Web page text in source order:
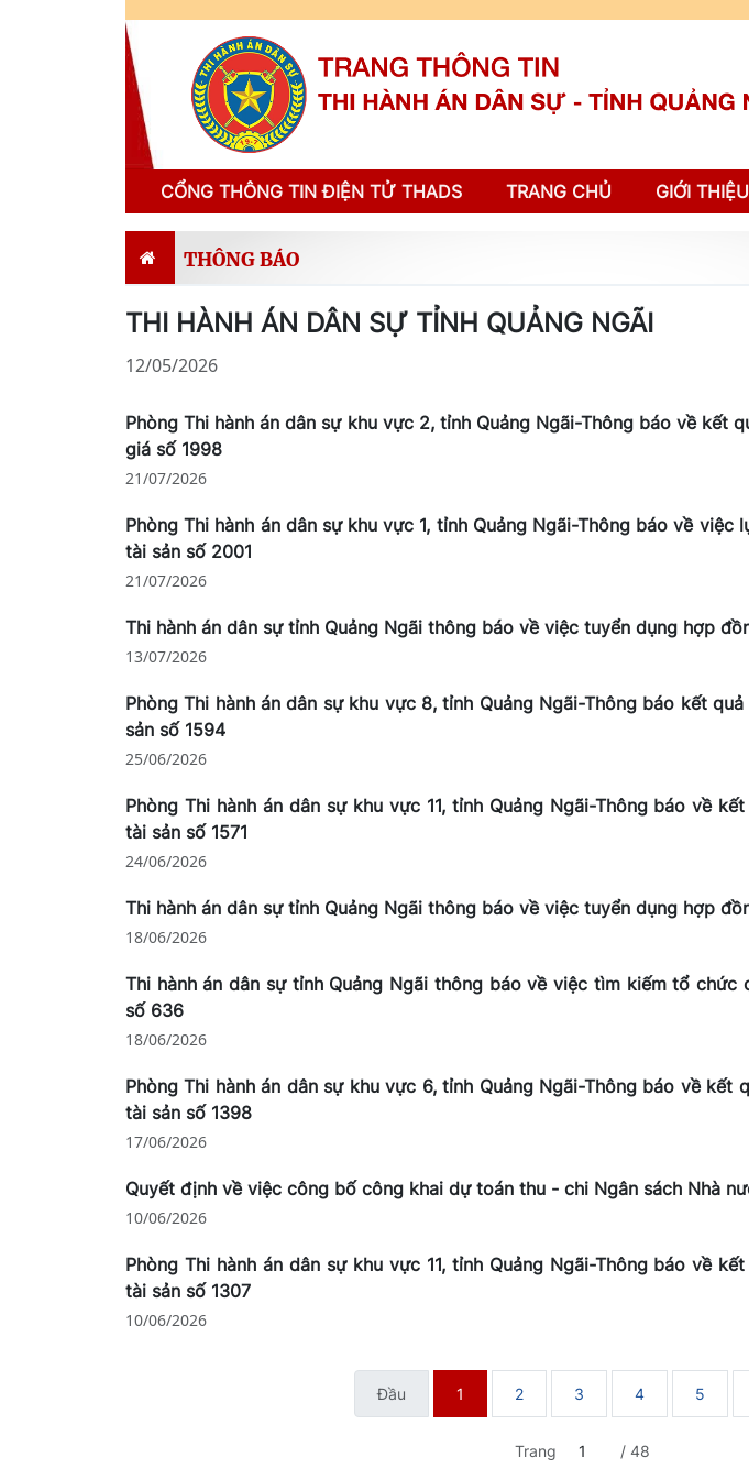
CỔNG THÔNG TIN ĐIỆN TỬ THADS TRANG CHỦ GIỚI THIỆU
THÔNG BÁO
THI HÀNH ÁN DÂN SỰ TỈNH QUẢNG NGÃI
12/05/2026
Phòng Thi hành án dân sự khu vực 2, tỉnh Quảng Ngãi-Thông báo về kết
giá số 1998
21/07/2026
Phòng Thi hành án dân sự khu vực 1, tỉnh Quảng Ngãi-Thông báo về việc
tài sản số 2001
21/07/2026
Thi hành án dân sự tỉnh Quảng Ngãi thông báo về việc tuyển dụng hợp
13/07/2026
Phòng Thi hành án dân sự khu vực 8, tỉnh Quảng Ngãi-Thông báo kết
sản số 1594
25/06/2026
Phòng Thi hành án dân sự khu vực 11, tỉnh Quảng Ngãi-Thông báo về
tài sản số 1571
24/06/2026
Thi hành án dân sự tỉnh Quảng Ngãi thông báo về việc tuyển dụng hợp
18/06/2026
Thi hành án dân sự tỉnh Quảng Ngãi thông báo về việc tìm kiếm tổ chức
số 636
18/06/2026
Phòng Thi hành án dân sự khu vực 6, tỉnh Quảng Ngãi-Thông báo về
tài sản số 1398
17/06/2026
Quyết định về việc công bố công khai dự toán thu - chi Ngân sách Nhà
10/06/2026
Phòng Thi hành án dân sự khu vực 11, tỉnh Quảng Ngãi-Thông báo về
tài sản số 1307
10/06/2026
Đầu 1 2 3 4 5
Trang / 48